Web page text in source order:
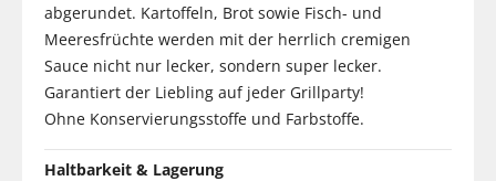
abgerundet. Kartoffeln, Brot sowie Fisch- und
Meeresfrüchte werden mit der herrlich cremigen
Sauce nicht nur lecker, sondern super lecker.
Garantiert der Liebling auf jeder Grillparty!
Ohne Konservierungsstoffe und Farbstoffe.
Haltbarkeit & Lagerung